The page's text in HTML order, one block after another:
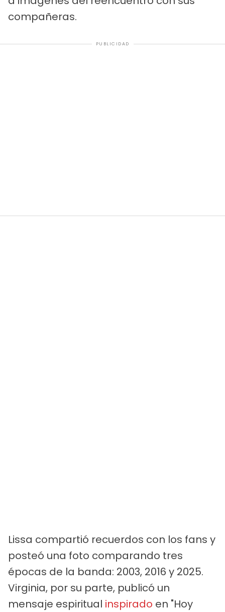
compañeras.
PUBLICIDAD
Lissa compartió recuerdos con los fans y
posteó una foto comparando tres
épocas de la banda: 2003, 2016 y 2025.
Virginia, por su parte, publicó un
mensaje espiritual inspirado en "Hoy